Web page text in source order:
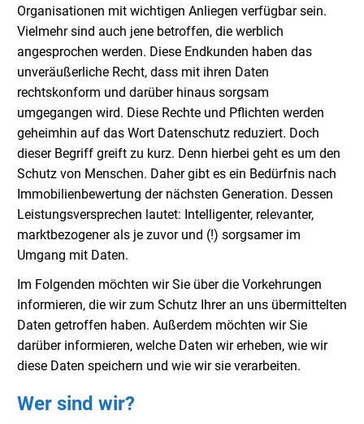
Organisationen mit wichtigen Anliegen verfügbar sein.
Vielmehr sind auch jene betroffen, die werblich
angesprochen werden. Diese Endkunden haben das
unveräußerliche Recht, dass mit ihren Daten
rechtskonform und darüber hinaus sorgsam
umgegangen wird. Diese Rechte und Pflichten werden
geheimhin auf das Wort Datenschutz reduziert. Doch
dieser Begriff greift zu kurz. Denn hierbei geht es um den
Schutz von Menschen. Daher gibt es ein Bedürfnis nach
Immobilienbewertung der nächsten Generation. Dessen
Leistungsversprechen lautet: Intelligenter, relevanter,
marktbezogener als je zuvor und (!) sorgsamer im
Umgang mit Daten.
Im Folgenden möchten wir Sie über die Vorkehrungen
informieren, die wir zum Schutz Ihrer an uns übermittelten
Daten getroffen haben. Außerdem möchten wir Sie
darüber informieren, welche Daten wir erheben, wie wir
diese Daten speichern und wie wir sie verarbeiten.
Wer sind wir?